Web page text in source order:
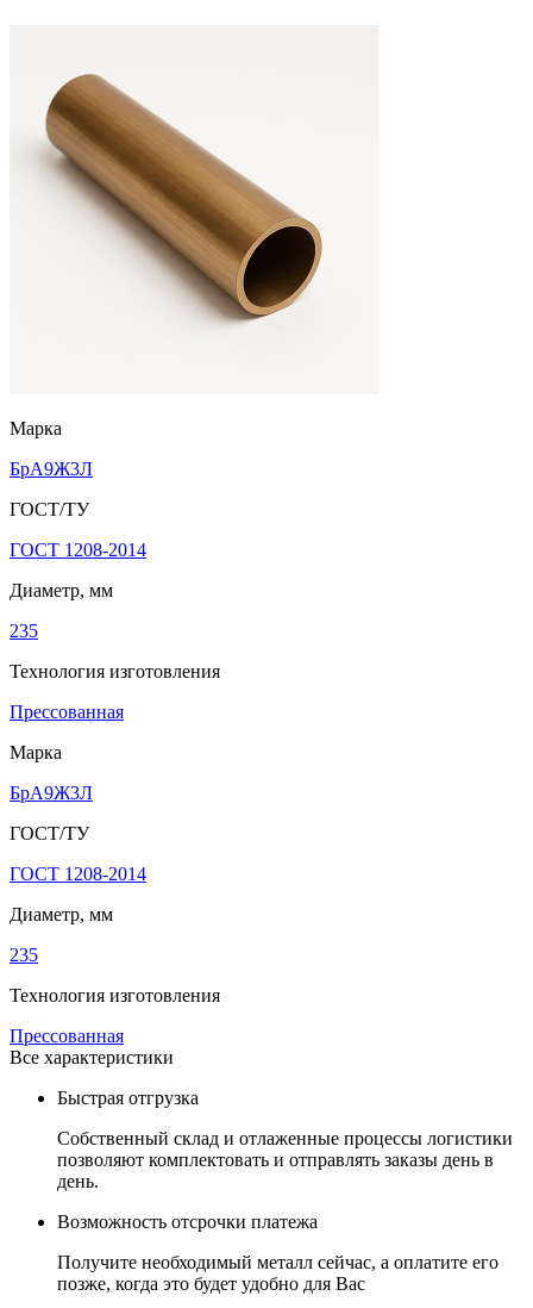
Марка
БрА9Ж3Л
ГОСТ/ТУ
ГОСТ 1208-2014
Диаметр, мм
235
Технология изготовления
Прессованная
Марка
БрА9Ж3Л
ГОСТ/ТУ
ГОСТ 1208-2014
Диаметр, мм
235
Технология изготовления
Прессованная
Все характеристики
Быстрая отгрузка
Собственный склад и отлаженные процессы логистики
позволяют комплектовать и отправлять заказы день в
день.
Возможность отсрочки платежа
Получите необходимый металл сейчас, а оплатите его
позже, когда это будет удобно для Вас